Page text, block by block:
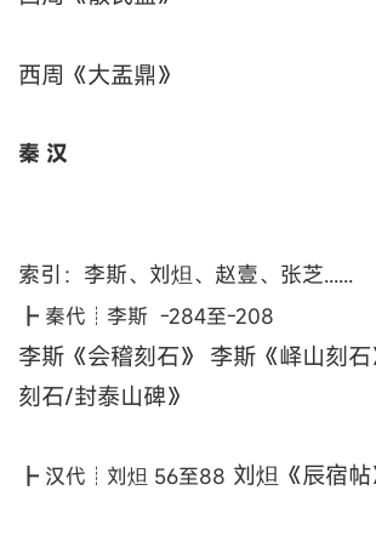
西周《大盂鼎》
秦 汉
索引：李斯、刘炟、赵壹、张芝......
┣ 秦代┊李斯 -284至-208
李斯《会稽刻石》 李斯《峄山刻
刻石/封泰山碑》
┣ 汉代┊刘炟 56至88 刘炟《辰宿帖